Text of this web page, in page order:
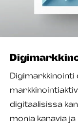
Digimarkkinointi
digitaalisissa
monia kanavia